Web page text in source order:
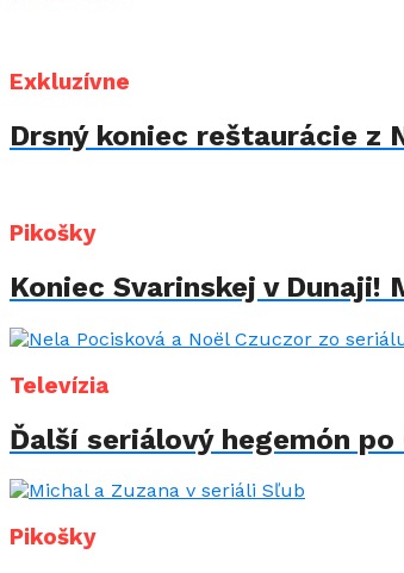
Exkluzívne
Drsný koniec reštaurácie z
Pikošky
Koniec Svarinskej v
Televízia
Ďalší seriálový hegemón
Pikošky